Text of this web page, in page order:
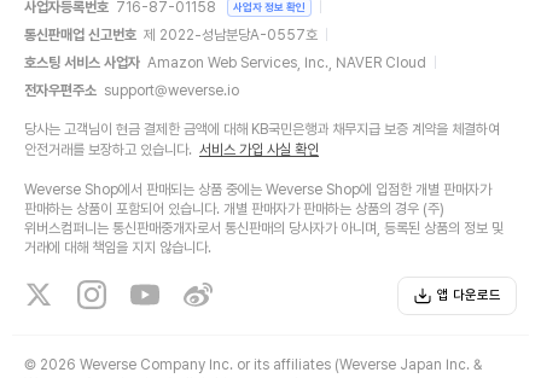
사업자등록번호 716-87-01158 사업자 정보 확인
통신판매업 신고번호 제 2022-성남분당A-0557호
호스팅 서비스 사업자 Amazon Web Services, Inc., NAVER Cloud
전자우편주소 support@weverse.io
당사는 고객님이 현금 결제한 금액에 대해 KB국민은행과 채무지급 보증 계약을 체결하여
안전거래를 보장하고 있습니다. 서비스 가입 사실 확인
Weverse Shop에서 판매되는 상품 중에는 Weverse Shop에 입점한 개별 판매자가
판매하는 상품이 포함되어 있습니다. 개별 판매자가 판매하는 상품의 경우 (주)
위버스컴퍼니는 통신판매중개자로서 통신판매의 당사자가 아니며, 등록된 상품의 정보 및
거래에 대해 책임을 지지 않습니다.
앱 다운로드
© 2026 Weverse Company Inc. or its affiliates (Weverse Japan Inc. &